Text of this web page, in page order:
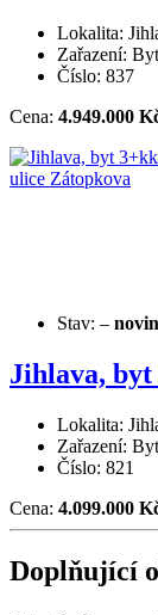
Lokalita:
Zařazení:
Číslo: 837
Cena: 4.949.000
Stav: –
Jihlava,
Lokalita:
Zařazení:
Číslo: 821
Cena: 4.099.000
Doplňující